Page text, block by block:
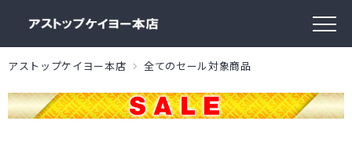
アストップケイヨー本店 全てのセール対象商品